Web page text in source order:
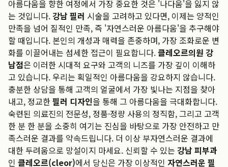
아름다움을 향한 여정에서 가장 중요한 것은 '나다움'을 잃지 않
는 것입니다.강남 필러 시술을 고려하고 있다면, 이제는 양적인
만족을 넘어 질적인 만족, 즉 '자연스러운 아름다움'을 추구해야
할 때입니다. 본인의 개성과 매력을 존중하며, 가장 조화로운 변
화를 이끌어내는 섬세한 접근이 필요합니다.클레오르의원 강
남점은 이러한 시대적 요구와 고객의 니즈를 가장 깊이 이해하
고 있습니다. 우리는 획일적인 아름다움을 강요하지 않습니다.
충분한 상담을 통해 고객의 얼굴에서 가장 빛나는 지점을 찾아
내고, 정교한필러 디자인을 통해 그 아름다움을 극대화합니다.
숙련된 의료진의 전문성, 정품·정량 사용의 정직함, 그리고 고객
한 분 한 분을 소중히 여기는 진심을 바탕으로 가장 안전하고 만
족스러운 결과를 약속드립니다. 더 이상 부자연스러운 결과에
대한 두려움으로 망설이지 마세요. 신뢰할 수 있는 강남 피부과
인 클레오르(cleor)에서 당신은 가장 이상적인 자연스러운 필